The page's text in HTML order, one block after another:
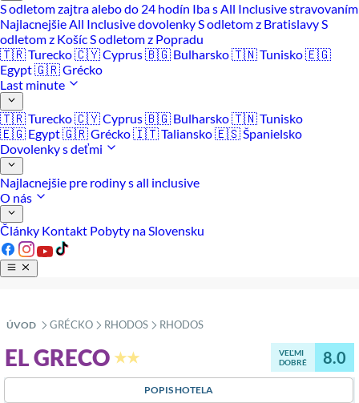
S odletom zajtra alebo do 24 hodín Iba s All Inclusive stravovaním
Najlacnejšie All Inclusive dovolenkyS odletom z BratislavyS
odletom z KošícS odletom z Popradu
🇹🇷 Turecko🇨🇾 Cyprus🇧🇬 Bulharsko🇹🇳 Tunisko🇪🇬
Egypt🇬🇷 Grécko
Last minute
🇹🇷 Turecko🇨🇾 Cyprus🇧🇬 Bulharsko🇹🇳 Tunisko
🇪🇬 Egypt🇬🇷 Grécko🇮🇹 Taliansko🇪🇸 Španielsko
Dovolenky s deťmi
Najlacnejšie pre rodiny s all inclusive
O nás
Články Kontakt Pobyty na Slovensku
ÚVOD »
GRÉCKO »
RHODOS »
RHODOS
EL GRECO ★★
VEĽMI
DOBRÉ
8.0
POPIS HOTELA